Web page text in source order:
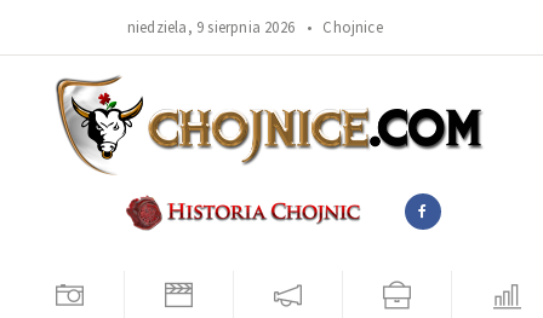
niedziela, 9 sierpnia 2026 • Chojnice